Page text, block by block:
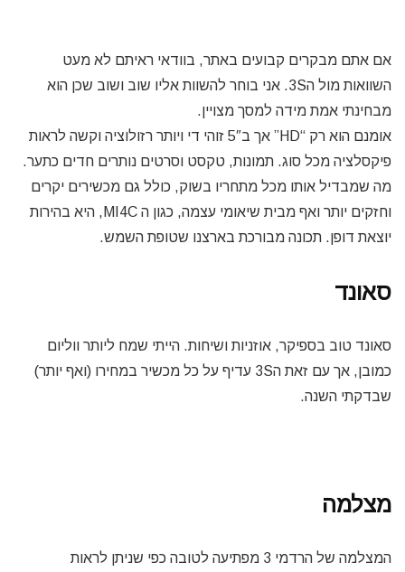
אם אתם מבקרים קבועים באתר, בוודאי ראיתם לא מעט
השוואות מול ה3S. אני בוחר להשוות אליו שוב ושוב שכן הוא
מבחינתי אמת מידה למסך מצויין.
אומנם הוא רק “HD” אך ב5″ זוהי די ויותר רזולוציה וקשה לראות
פיקסלציה מכל סוג. תמונות, טקסט וסרטים נותרים חדים כתער.
מה שמבדיל אותו מכל מתחריו בשוק, כולל גם מכשירים יקרים
וחזקים יותר ואף מבית שיאומי עצמה, כגון ה MI4C, היא בהירות
יוצאת דופן. תכונה מבורכת בארצנו שטופת השמש.
סאונד
סאונד טוב בספיקר, אוזניות ושיחות. הייתי שמח ליותר ווליום
כמובן, אך עם זאת ה3S עדיף על כל מכשיר במחירו (ואף יותר)
שבדקתי השנה.
מצלמה
המצלמה של הרדמי 3 מפתיעה לטובה כפי שניתן לראות